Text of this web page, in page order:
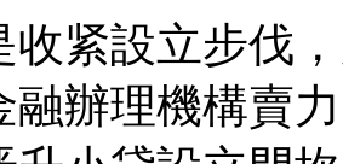
收紧設立步伐
融辦理機構賣